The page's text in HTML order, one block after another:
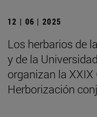
12 | 06 | 2025
Los herbarios de
y de la
organizan la
Herborización